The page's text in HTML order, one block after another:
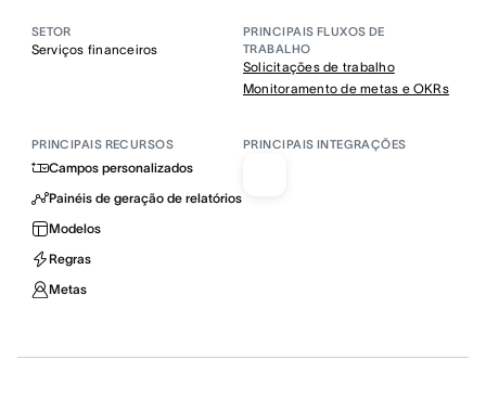
SETOR
Serviços financeiros
PRINCIPAIS FLUXOS DE
TRABALHO
Solicitações de trabalho
Monitoramento de metas e OKRs
PRINCIPAIS RECURSOS
Campos personalizados
Painéis de geração de relatórios
Modelos
Regras
Metas
PRINCIPAIS INTEGRAÇÕES